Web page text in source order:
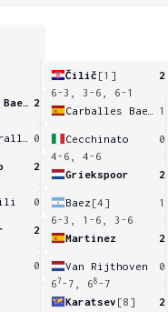
2
0
2
0
2
0
Čilič [1]
2
6-3, 3-6, 6-1
1
Cecchinato
0
4-6, 4-6
Griekspoor
2
Baez [4]
1
6-3, 1-6, 3-6
Martinez
2
Van Rijthoven
0
67-7, 68 -7
Karatsev [8] 2